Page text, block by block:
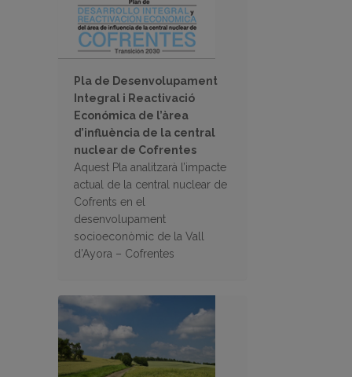
Pla de Desenvolupament
Integral i Reactivació
Económica de l’àrea
d’influència de la central
nuclear de Cofrentes
Aquest Pla analitzarà l’impacte
actual de la central nuclear de
Cofrents en el
desenvolupament
socioeconòmic de la Vall
d’Ayora – Cofrentes